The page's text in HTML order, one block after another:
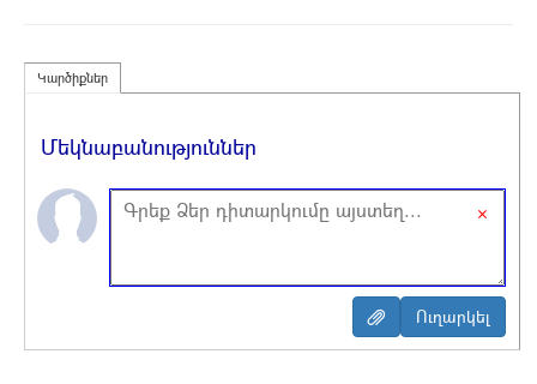
Կարծիքներ
Մեկնաբանություններ
×